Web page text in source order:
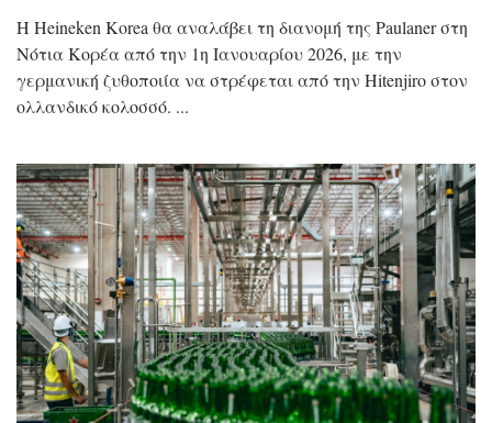
Η Heineken Korea θα αναλάβει τη διανομή της Paulaner στη
Νότια Κορέα από την 1η Ιανουαρίου 2026, με την
γερμανική ζυθοποιία να στρέφεται από την Hitenjiro στον
ολλανδικό κολοσσό.